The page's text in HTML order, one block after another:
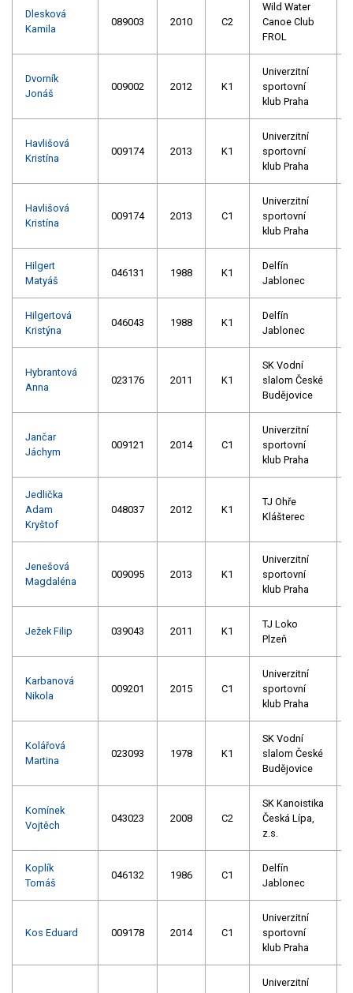
Dlesková
Kamila
089003 2010 C2
Wild Water
Canoe Club
FROL
Dvorník
Jonáš
009002 2012 K1
Univerzitní
sportovní
klub Praha
Havlišová
Kristína
009174 2013 K1
Univerzitní
sportovní
klub Praha
Havlišová
Kristína
009174 2013 C1
Univerzitní
sportovní
klub Praha
Hilgert
Matyáš
046131 1988 K1
Delfín
Jablonec
Hilgertová
Kristýna
046043 1988 K1
Delfín
Jablonec
Hybrantová
Anna
023176 2011 K1
SK Vodní
slalom České
Budějovice
Jančar
Jáchym
009121 2014 C1
Univerzitní
sportovní
klub Praha
Jedlička
Adam
Kryštof
048037 2012 K1
TJ Ohře
Klášterec
Jenešová
Magdaléna
009095 2013 K1
Univerzitní
sportovní
klub Praha
Ježek Filip 039043 2011 K1
TJ Loko
Plzeň
Karbanová
Nikola
009201 2015 C1
Univerzitní
sportovní
klub Praha
Kolářová
Martina
023093 1978 K1
SK Vodní
slalom České
Budějovice
Komínek
Vojtěch
043023 2008 C2
SK Kanoistika
Česká Lípa,
z.s.
Koplík
Tomáš
046132 1986 C1
Delfín
Jablonec
Kos Eduard 009178 2014 C1
Univerzitní
sportovní
klub Praha
Univerzitní